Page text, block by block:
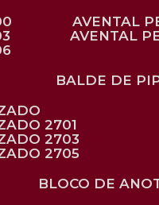
AVENTAL
AVENTAL
BALDE DE
2701
2703
2705
BLOCO DE